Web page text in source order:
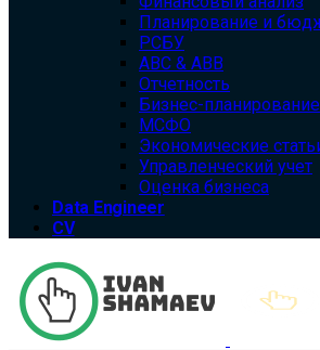
Планирование и
РСБУ
ABC & ABB
Отчетность
Бизнес-планирование
МСФО
Экономические
Управленческий учет
Оценка бизнеса
Data Engineer
CV